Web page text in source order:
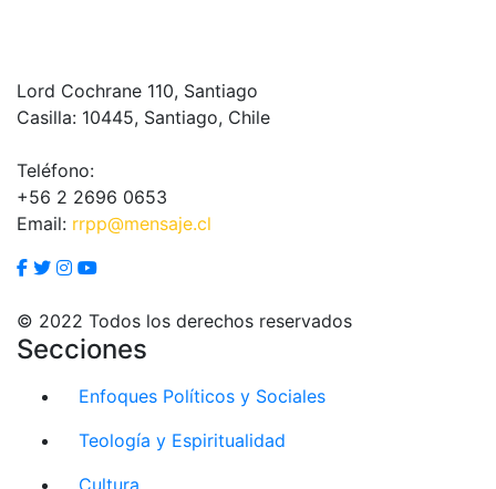
Lord Cochrane 110, Santiago
Casilla: 10445, Santiago, Chile
Teléfono:
+56 2 2696 0653
Email: rrpp@mensaje.cl
© 2022 Todos los derechos reservados
Secciones
Enfoques Políticos y Sociales
Teología y Espiritualidad
Cultura